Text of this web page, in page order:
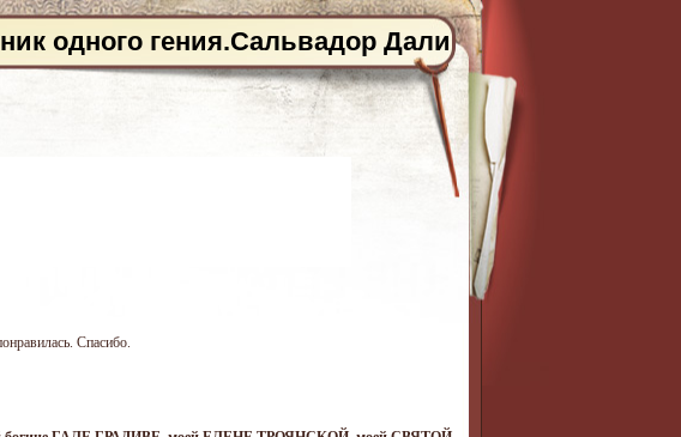
одного гения.Сальвадор Дали
Спасибо.